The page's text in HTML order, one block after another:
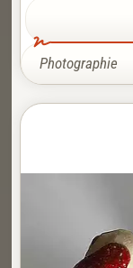
Photographie